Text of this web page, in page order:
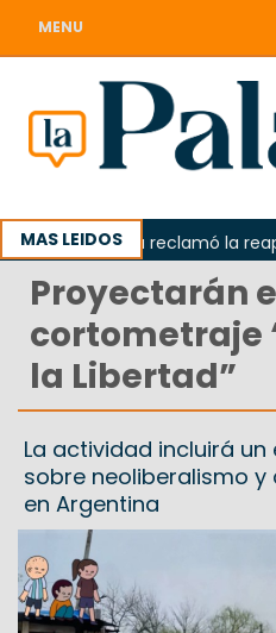
MENU
MAS LEIDOS
Odarda reclamó la
Proyectarán
cortometraje
la Libertad”
La actividad incluirá
sobre neoliberalismo
en Argentina